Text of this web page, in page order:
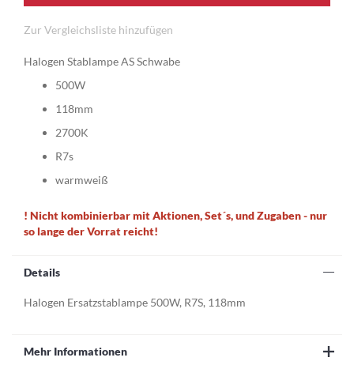
Zur Vergleichsliste hinzufügen
Halogen Stablampe AS Schwabe
500W
118mm
2700K
R7s
warmweiß
! Nicht kombinierbar mit Aktionen, Set´s, und Zugaben - nur
so lange der Vorrat reicht!
Details
Halogen Ersatzstablampe 500W, R7S, 118mm
Mehr Informationen